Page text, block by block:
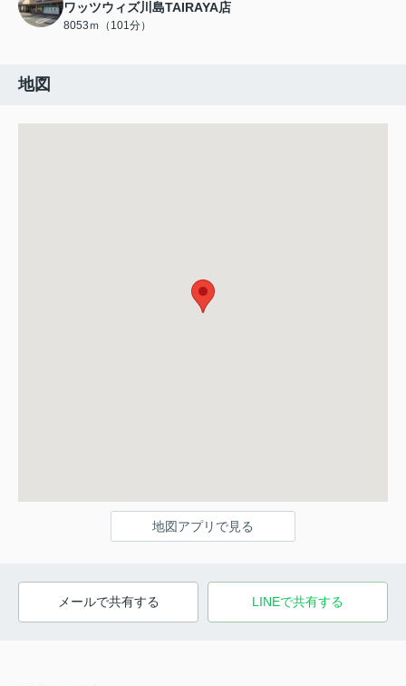
ワッツウィズ川島TAIRAYA店
8053ｍ（101分）
地図
地図アプリで見る
メールで共有する LINEで共有する